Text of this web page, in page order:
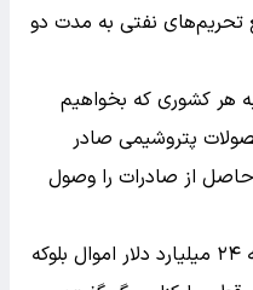
تحریم‌های نفتی به مدت دو
می‌توانیم به هر کشوری که بخواهیم
پتروشیمی صادر
از صادرات را وصول
این کارشناس اقتصادی با اشاره به ۲۴ میلیارد دلار اموال بلوکه